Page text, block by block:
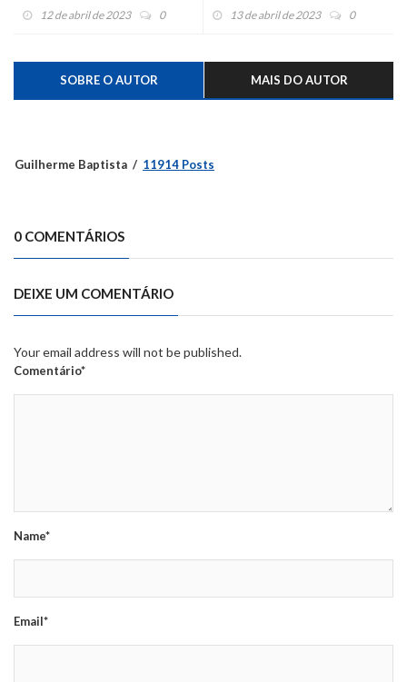
cachaça12 de abril de 2023 0 13 de abril de 2023 0
SOBRE O AUTOR MAIS DO AUTOR
Guilherme Baptista 11914 Posts
0 COMENTÁRIOS
DEIXE UM COMENTÁRIO
Your email address will not be published.
Comentário*
Name*
Email*